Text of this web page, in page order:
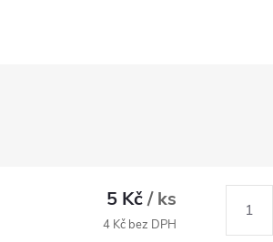
5 Kč/ ks
4 Kč bez DPH